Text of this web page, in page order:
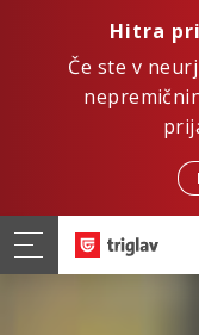
Hitra
Če ste v